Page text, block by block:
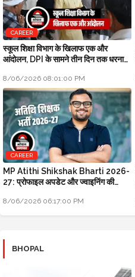
CAREER
स्कूल शिक्षा विभाग के खिलाफ एक और
आंदोलन, DPI के सामने तीन दिन तक धरना
8/06/2026 08:01:00 PM
CAREER
MP Atithi Shikshak Bharti 2026-
27: प्रोफाइल अपडेट और ज्वाइनिंग की
8/06/2026 06:17:00 PM
BHOPAL